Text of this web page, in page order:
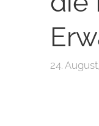
24.